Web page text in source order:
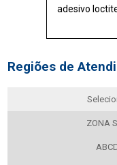
adesivo
Regiões de
ZONA